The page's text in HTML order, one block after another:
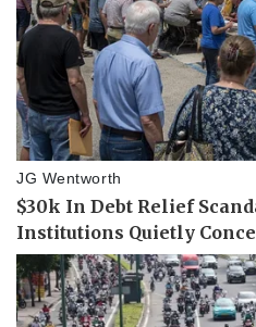
Kinh tế
Bất động sản
Khởi nghiệp